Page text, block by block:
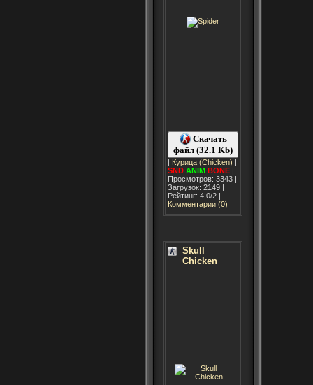
Скачать
файл (32.1 Kb)
| Курица (Chicken) |
SND ANIM BONE |
Просмотров: 3343 |
Загрузок: 2149 |
Рейтинг: 4.0/2 |
Комментарии (0)
Skull
Chicken